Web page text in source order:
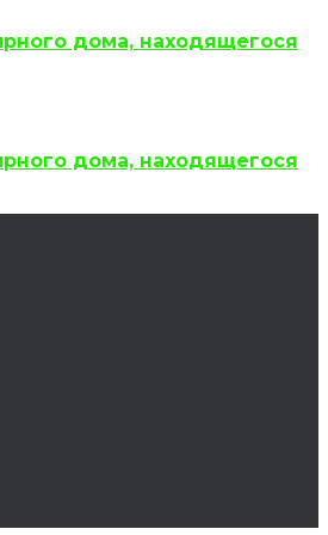
дома, находящегося
дома, находящегося